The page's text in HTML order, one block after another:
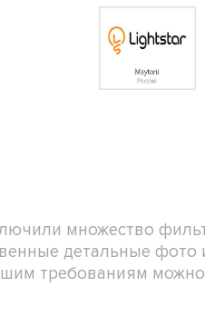
множество
детальные
требованиям